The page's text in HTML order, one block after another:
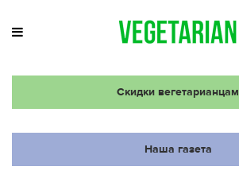
Скидки вегетарианцам
Наша газета